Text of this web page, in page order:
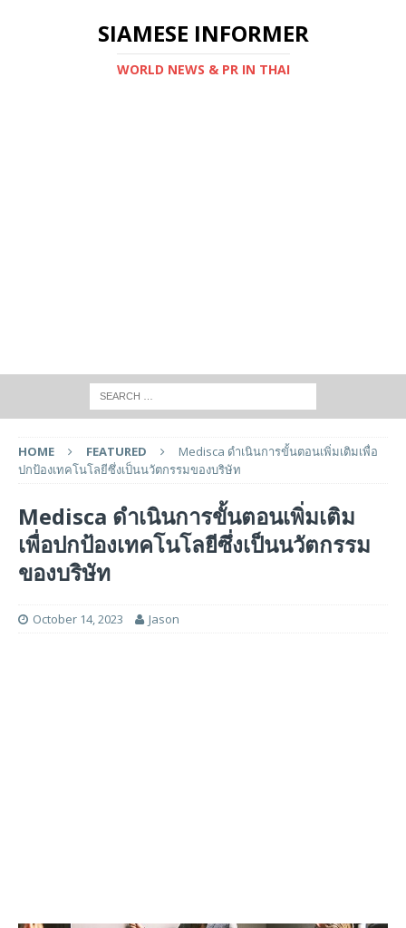
SIAMESE INFORMER
WORLD NEWS & PR IN THAI
HOME FEATURED
Medisca ดำเนินการขั้นตอนเพิ่มเติมเพื่อ
ปกป้องเทคโนโลยีซึ่งเป็นนวัตกรรมของบริษัท
Medisca ดำเนินการขั้นตอนเพิ่มเติม
เพื่อปกป้องเทคโนโลยีซึ่งเป็นนวัตกรรม
ของบริษัท
October 14, 2023 Jason